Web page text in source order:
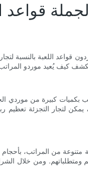
قواعد
اللعبة بالنسبة
بكميات كبيرة من موردي
لتجار التجزئة تعظيم
من المراتب، بأحجام
ومتطلباتهم. ومن خلال